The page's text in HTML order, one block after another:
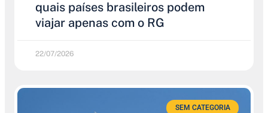
quais países brasileiros podem
viajar apenas com o RG
22/07/2026
SEM CATEGORIA